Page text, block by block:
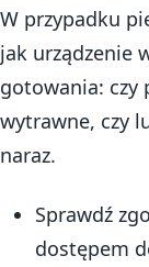
W przypadku
jak urządzenie
gotowania: czy
wytrawne, czy
naraz.
Sprawdź
dostępem